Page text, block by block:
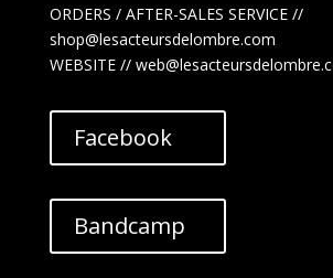
ORDERS / AFTER-SALES SERVICE //
shop@lesacteursdelombre.com
WEBSITE //
Facebook
Bandcamp